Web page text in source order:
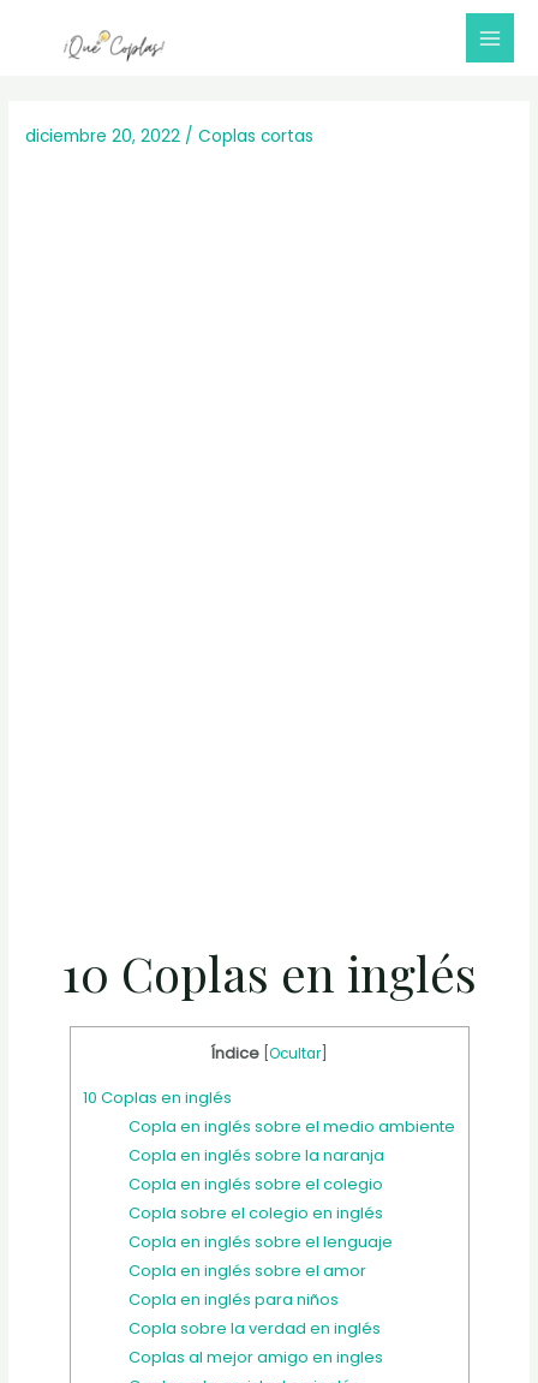
diciembre 20, 2022 /Coplas cortas
10 Coplas en inglés
Índice Ocultar
10 Coplas en inglés
Copla en inglés sobre el medio ambiente
Copla en inglés sobre la naranja
Copla en inglés sobre el colegio
Copla sobre el colegio en inglés
Copla en inglés sobre el lenguaje
Copla en inglés sobre el amor
Copla en inglés para niños
Copla sobre la verdad en inglés
Coplas al mejor amigo en ingles